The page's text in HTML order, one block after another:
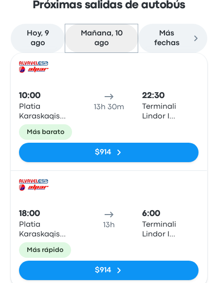
Próximas salidas de autobús
Hoy, 9
ago
Mañana, 10
ago
Más
fechas
10:00
Platia
Karaskaqis
(Theodore
Diligiannis 2)
13h 30m
22:30
Terminali
Lindor I
Más barato
$914
18:00
Platia
Karaskaqis
(Theodore
Diligiannis 2)
13h
6:00
Terminali
Lindor I
Más rápido
$914